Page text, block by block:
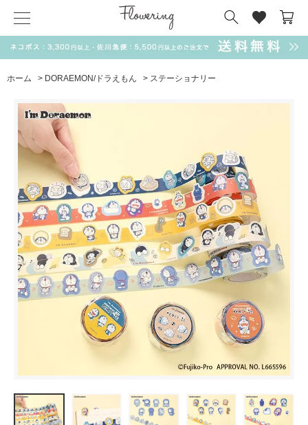
ホーム > DORAEMON/ドラえもん > ステーショナリー
気化冷却スカーフ matsui サンリオ キーポーチ
MAGUFIT チャーム ドラえもん
SALE